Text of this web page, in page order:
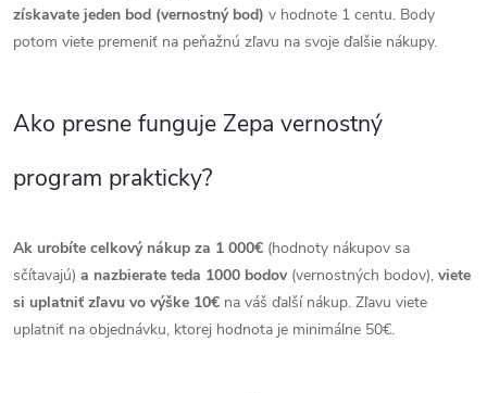
získavate jeden bod (vernostný bod) v hodnote 1 centu. Body
potom viete premeniť na peňažnú zľavu na svoje ďalšie nákupy.
Ako presne funguje Zepa vernostný
program prakticky?
Ak urobíte celkový nákup za 1 000€ (hodnoty nákupov sa
sčítavajú) a nazbierate teda 1000 bodov(vernostných bodov), viete
si uplatniť zľavu vo výške 10€ na váš ďalší nákup. Zľavu viete
uplatniť na objednávku, ktorej hodnota je minimálne 50€.